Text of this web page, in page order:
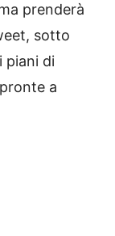
prenderà
sotto
piani di
a